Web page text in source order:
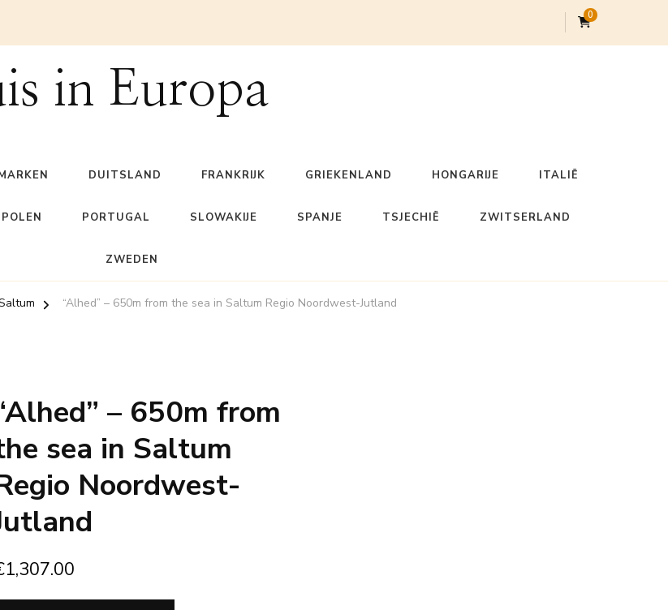
0
in Europa
DUITSLAND FRANKRIJK GRIEKENLAND HONGARIJE ITALIË
POLEN PORTUGAL SLOWAKIJE SPANJE TSJECHIË ZWITSERLAND
ZWEDEN
“Alhed” – 650m from the sea in Saltum Regio Noordwest-Jutland
– 650m from
sea in Saltum
Noordwest-
1,307.00